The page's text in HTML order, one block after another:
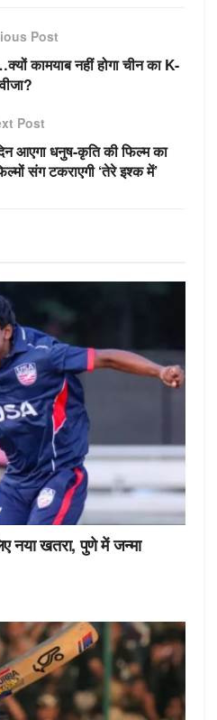
dI r kl
ni
Post
कामयाब नहीं होगा चीन का K-
Post
आएगा धनुष-कृति की फिल्म का
संग टकराएगी ‘तेरे इश्क में’
नया खतरा, पुणे में जन्मा